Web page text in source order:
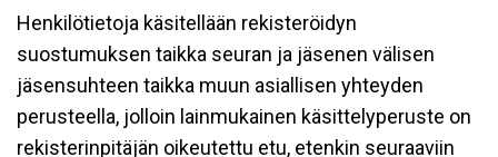
Henkilötietoja käsitellään rekisteröidyn
suostumuksen taikka seuran ja jäsenen välisen
jäsensuhteen taikka muun asiallisen yhteyden
perusteella, jolloin lainmukainen käsittelyperuste on
rekisterinpitäjän oikeutettu etu, etenkin seuraaviin